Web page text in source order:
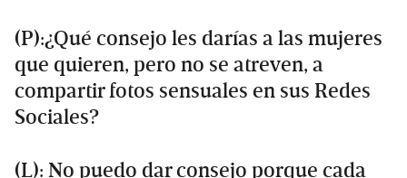
(P):¿Qué consejo les darías a las mujeres
que quieren, pero no se atreven, a
compartir fotos sensuales en sus Redes
Sociales?
(L): No puedo dar consejo porque cada